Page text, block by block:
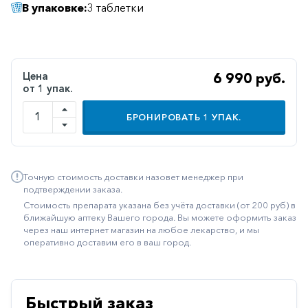
Диабетические
Желудочно-
кишечные
Иммунодепрессанты
Климактерические
Метаболизм
Минеральный
обмен
В упаковке:3 таблетки
Цена
от 1 упак.
6 990 руб.
БРОНИРОВАТЬ 1 УПАК.
Точную стоимость доставки назовет менеджер при
подтверждении заказа.
Стоимость препарата указана без учёта доставки (от 200 руб) в
ближайшую аптеку Вашего города. Вы можете оформить заказ
через наш интернет магазин на любое лекарство, и мы
оперативно доставим его в ваш город.
Быстрый заказ